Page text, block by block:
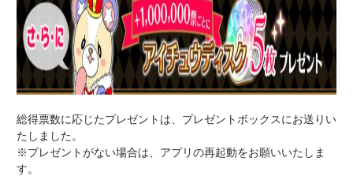
総得票数に応じたプレゼントは、プレゼントボックスにお送りい
たしました。
※プレゼントがない場合は、アプリの再起動をお願いいたしま
す。